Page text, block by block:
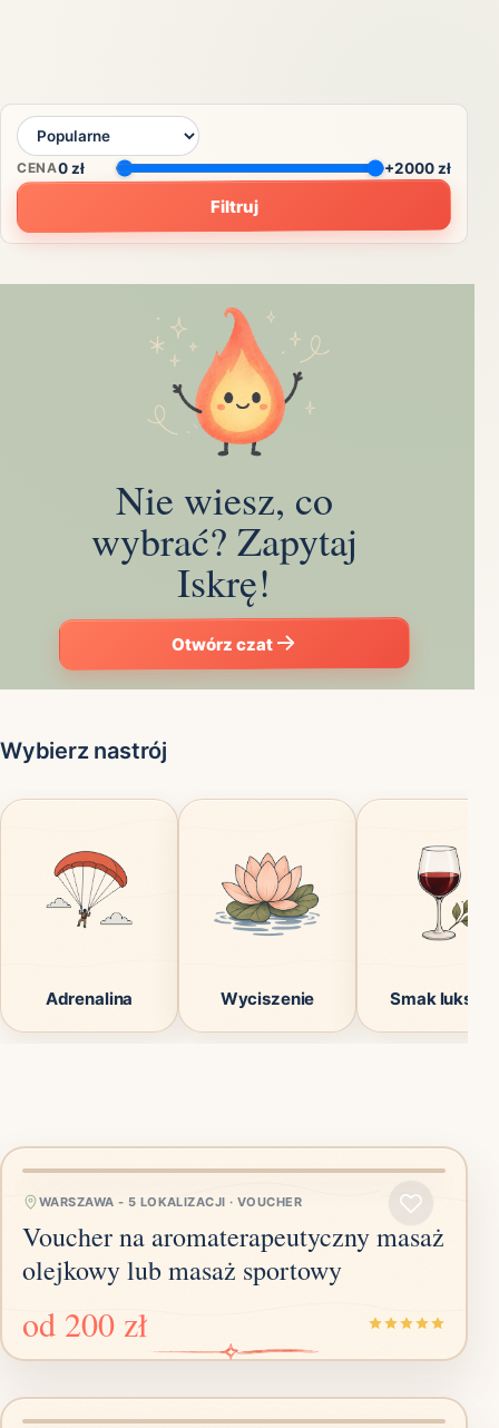
CENA0zł +2000 zł
Filtruj
Nie wiesz, co
wybrać? Zapytaj
Iskrę!
Otwórz czat
Wybierz nastrój
Adrenalina Wyciszenie Smak
WARSZAWA - 5 LOKALIZACJI · VOUCHER
Voucher na aromaterapeutyczny masaż
olejkowy lub masaż sportowy
od 200 zł